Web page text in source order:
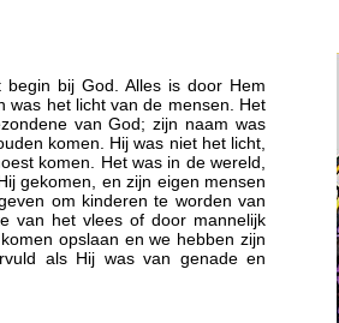
bij God. Alles is door Hem
was het licht van de mensen. Het
van God; zijn naam was
komen. Hij was niet het licht,
komen. Het was in de wereld,
gekomen, en zijn eigen mensen
om kinderen te worden van
van het vlees of door mannelijk
opslaan en we hebben zijn
als Hij was van genade en